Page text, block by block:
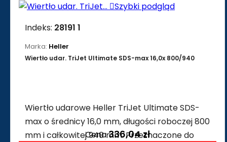
Szybki podgląd
Indeks: 28191 1
Marka: Heller
Wiertło udar. TriJet Ultimate SDS-max 16,0x 800/940
Wiertło udarowe Heller TriJet Ultimate SDS-
max o średnicy 16,0 mm, długości roboczej 800
mm i całkowitej 940 mm. Przeznaczone do
Cena336,04 zł